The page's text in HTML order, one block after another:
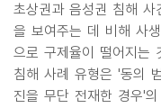
초상권과 음성권 침해
을 보여주는 데 비해 사
으로 구제율이 떨어지는
침해 사례 유형은 '동의
진을 무단 전재한 경우'